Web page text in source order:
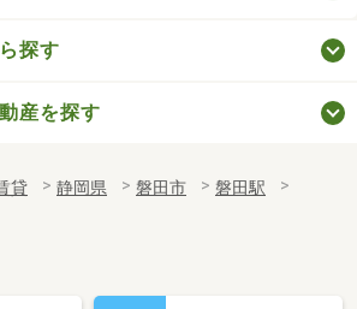
探す
産を探す
貸 静岡県 磐田市
磐田駅